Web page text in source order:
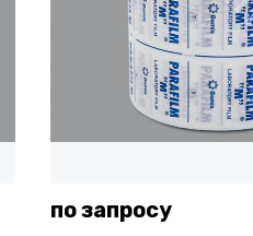
по запросу